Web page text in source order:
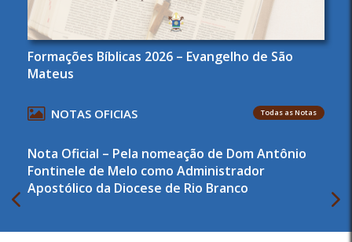
Formações Bíblicas 2026 – Evangelho de São
Mateus
NOTAS OFICIAS Todas as Notas
Nota Oficial – Pela nomeação de Dom Antônio
Fontinele de Melo como Administrador
Apostólico da Diocese de Rio Branco